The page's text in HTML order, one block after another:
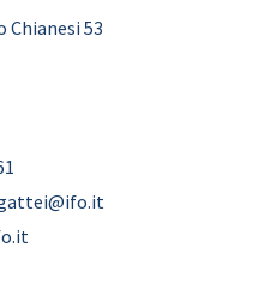
Chianesi 53